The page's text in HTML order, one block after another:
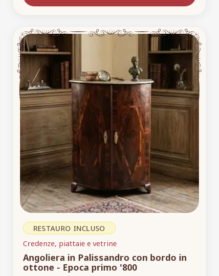
RESTAURO INCLUSO
Credenze, piattaie e vetrine
Angoliera in Palissandro con bordo in
ottone - Epoca primo '800